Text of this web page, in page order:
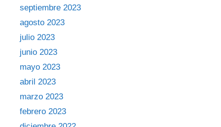
septiembre 2023
agosto 2023
julio 2023
junio 2023
mayo 2023
abril 2023
marzo 2023
febrero 2023